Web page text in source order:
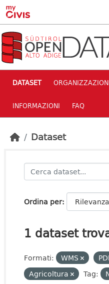
Skip to main content
DATASET
INFORMAZIONI FAQ
Dataset
Ordina per
1 dataset
Formati: WMS
Agricoltura
Tag: